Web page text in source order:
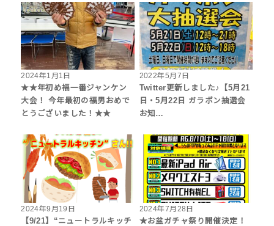
2024年1月1日
★★年初め福一番ジャンケン
大会！ 今年最初の福男おめで
とうございました！★★
2022年5月7日
Twitter更新しました♪【5月21
日・5月22日 ガラポン抽選会
お知…
2024年9月19日
【9/21】“ニュートラルキッチ
2024年7月28日
★お盆ガチャ祭り開催決定！